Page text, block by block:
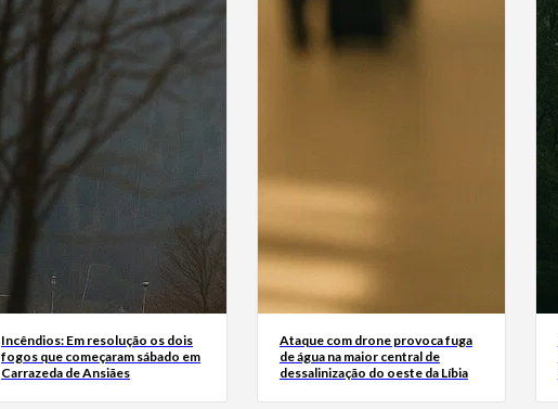
Incêndios: Em resolução os dois
fogos que começaram sábado em
Carrazeda de Ansiães
Ataque com drone provoca fuga
de água na maior central de
dessalinização do oeste da Líbia